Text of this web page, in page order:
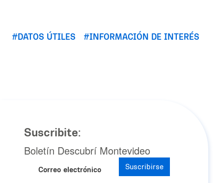
DATOS ÚTILES INFORMACIÓN DE INTERÉS
Suscribite:
Boletín Descubrí Montevideo
Correo electrónico Suscribirse